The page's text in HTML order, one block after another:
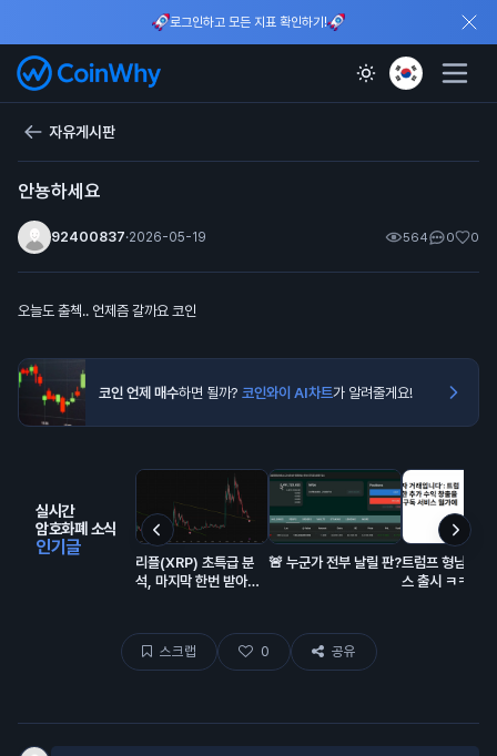
로그인하고 모든 지표 확인하기!
자유게시판
안뇽하세요
92400837·2026-05-19 564 0 0
오늘도 출첵.. 언제즘 갈까요 코인
코인 언제 매수하면 될까? 코인와이 AI차트가 알려줄게요!
실시간
암호화폐 소식
인기글
리플(XRP) 초특급 분
석, 마지막 한번 받아볼
🚨 누군가 전부 날릴 판?트럼프 형님의
스 출시 ㅋㅋㅋ
스크랩 0 공유